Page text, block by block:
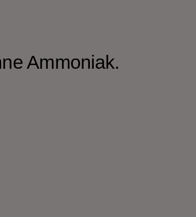
Ammoniak.